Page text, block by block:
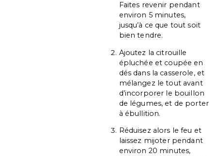
Faites revenir pendant
environ 5 minutes,
jusqu’à ce que tout soit
bien tendre.
Ajoutez la citrouille
épluchée et coupée en
dés dans la casserole, et
mélangez le tout avant
d’incorporer le bouillon
de légumes, et de porter
à ébullition.
Réduisez alors le feu et
laissez mijoter pendant
environ 20 minutes,